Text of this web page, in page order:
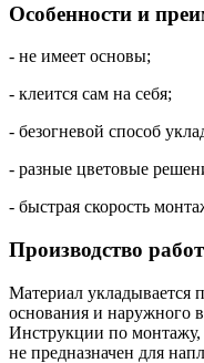
Особенности и
- не имеет основы;
- клеится сам на себя;
- безогневой способ
- разные цветовые
- быстрая скорость
Производство
Материал укладывается
основания и наружного
Инструкции по монтажу,
не предназначен для